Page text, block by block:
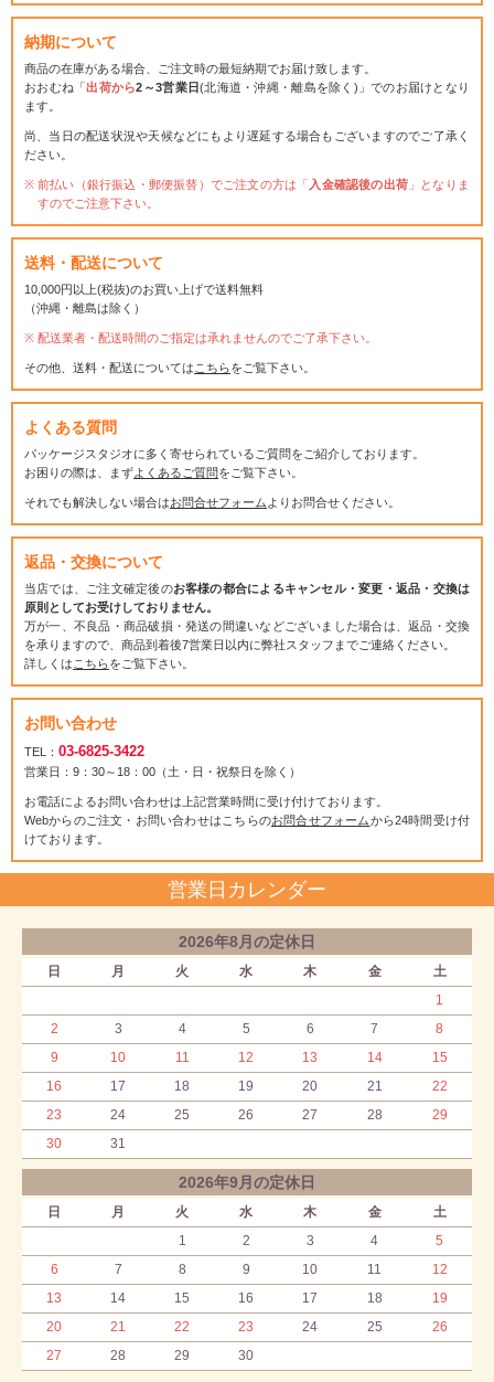
納期について
商品の在庫がある場合、ご注文時の最短納期でお届け致します。
おおむね「出荷から2～3営業日(北海道・沖縄・離島を除く)」でのお届けとなり
ます。
尚、当日の配送状況や天候などにもより遅延する場合もございますのでご了承く
ださい。
前払い（銀行振込・郵便振替）でご注文の方は「 入金確認後の出荷 」となりま
すのでご注意下さい。
送料・配送について
10,000円以上(税抜)のお買い上げで送料無料
（沖縄・離島は除く）
配送業者・配送時間のご指定は承れませんのでご了承下さい。
その他、送料・配送については こちらをご覧下さい。
よくある質問
パッケージスタジオに多く寄せられているご質問をご紹介しております。
お困りの際は、まずよくあるご質問をご覧下さい。
それでも解決しない場合はお問合せフォーム よりお問合せください。
返品・交換について
当店では、ご注文確定後のお客様の都合によるキャンセル・変更・返品・交換は
原則としてお受けしておりません。
万が一、不良品・商品破損・発送の間違いなどございました場合は、返品・交換
を承りますので、商品到着後7営業日以内に弊社スタッフまでご連絡ください。
詳しくは こちらをご覧下さい。
お問い合わせ
TEL： 03-6825-3422
営業日：9：30～18：00（土・日・祝祭日を除く）
お電話によるお問い合わせは上記営業時間に受け付けております。
Webからのご注文・お問い合わせはこちらのお問合せフォームから24時間受け付
けております。
営業日カレンダー
2026年8月の定休日
日 月 火 水 木 金
土
1
2
3 4 5 6 7
8
9
10 11 12 13 14
15
16
17 18 19 20 21
22
23
24 25 26 27 28
29
30
31
2026年9月の定休日
日 月 火 水 木 金
土
1
2 3 4
5
6
7 8 9 10 11
12
13
14 15 16 17 18
19
20
21 22 23 24 25
26
27
28 29 30